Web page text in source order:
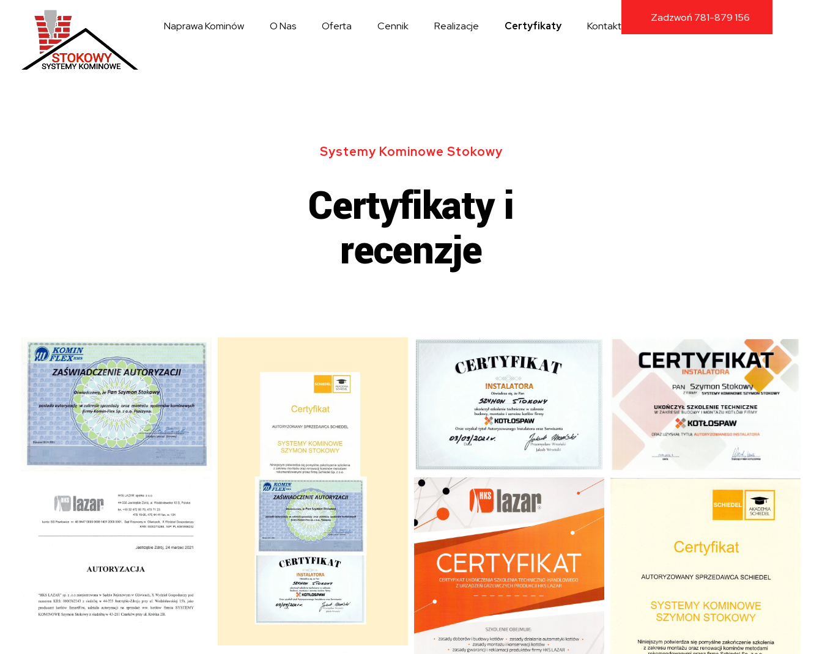
Naprawa Kominów O Nas Oferta Cennik Realizacje Certyfikaty Kontakt
Zadzwoń 781-879 156
Systemy Kominowe Stokowy
Certyfikaty i
recenzje